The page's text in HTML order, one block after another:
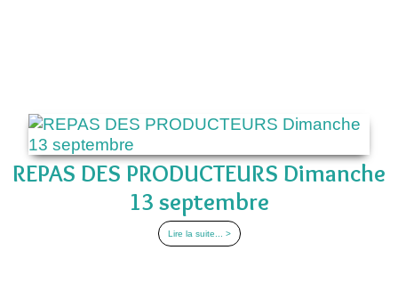
REPAS DES PRODUCTEURS Dimanche
13 septembre
Lire la suite... >